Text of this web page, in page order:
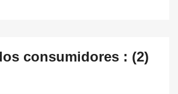
consumidores : (2)